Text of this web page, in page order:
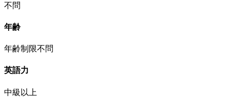
不問
年齢
年齢制限不問
英語力
中級以上